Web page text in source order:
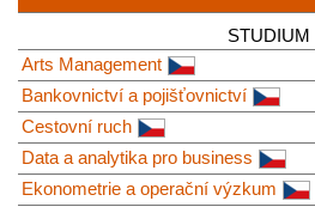
STUDIUM
Arts Management
Bankovnictví a pojišťovnictví
Cestovní ruch
Data a analytika pro business
Ekonometrie a operační výzkum